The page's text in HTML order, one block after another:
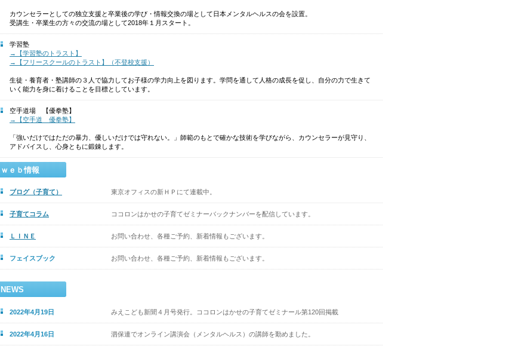
カウンセラーとしての独立支援と卒業後の学び・情報交換の場として日本メンタルヘルスの会を設置。
受講生・卒業生の方々の交流の場として2018年１月スタート。
学習塾
→【学習塾のトラスト】
→【フリースクールのトラスト】（不登校支援）
生徒・養育者・塾講師の３人で協力してお子様の学力向上を図ります。学問を通して人格の成長を促し、自分の力で生きて
いく能力を身に着けることを目標としています。
空手道場 【優拳塾】
→【空手道 優拳塾】
「強いだけではただの暴力、優しいだけでは守れない。」師範のもとで確かな技術を学びながら、カウンセラーが見守り、
アドバイスし、心身ともに鍛錬します。
ｗｅｂ情報
ブログ（子育て） 東京オフィスの新ＨＰにて連載中。
子育てコラム ココロンはかせの子育てゼミナーバックナンバーを配信しています。
ＬＩＮＥ お問い合わせ、各種ご予約、新着情報もございます。
フェイスブック お問い合わせ、各種ご予約、新着情報もございます。
NEWS
2022年4月19日 みえこども新聞４月号発行。ココロンはかせの子育てゼミナール第120回掲載
2022年4月16日 泗保連でオンライン講演会（メンタルヘルス）の講師を勤めました。